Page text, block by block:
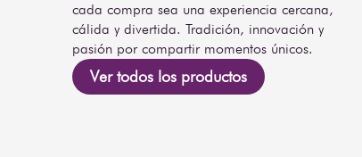
cada compra sea una experiencia cercana,
cálida y divertida. Tradición, innovación y
pasión por compartir momentos únicos.
Ver todos los productos